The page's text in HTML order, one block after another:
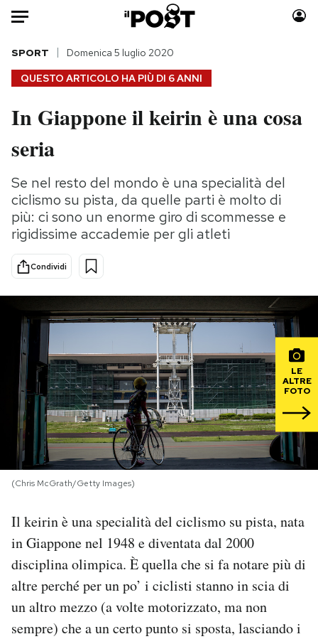
Auto
HOME
Italia
Politica
Tecnologia
Internet
Scienza
Cultura
Economia
Moda
Storie/Idee
Ok Boomer!
Media
Europa
PODCAST
NEWSLETTER
I MIEI PREFERITI
SHOP
AREA PERSONALE
Area Personale
Newsletter
QUESTO ARTICOLO HA PIÙ DI 6 ANNI
SPORT Domenica 5 luglio 2020
In Giappone il keirin è una cosa
seria
Se nel resto del mondo è una specialità del
ciclismo su pista, da quelle parti è molto di
più: ci sono un enorme giro di scommesse e
rigidissime accademie per gli atleti
Condividi
LE
ALTRE
FOTO
(Chris McGrath/Getty Images)
Il keirin è una specialità del ciclismo su pista, nata
in Giappone nel 1948 e diventata dal 2000
disciplina olimpica. È quella che si fa notare più di
altre perché per un po’ i ciclisti stanno in scia di
un altro mezzo (a volte motorizzato, ma non
sempre) che a un certo punto si sposta, lasciando i